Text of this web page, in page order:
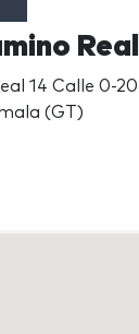
Real
14 Calle 0-20
(GT)